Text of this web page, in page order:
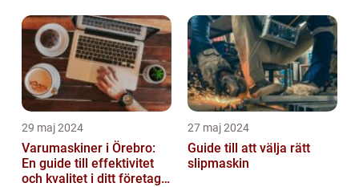
29 maj 2024
Varumaskiner i Örebro:
En guide till effektivitet
och kvalitet i ditt företags
27 maj 2024
Guide till att välja rätt
slipmaskin